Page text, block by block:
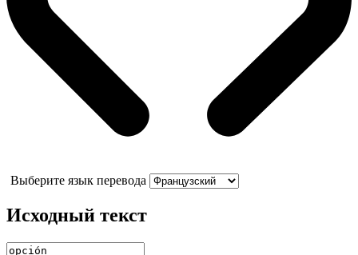
Выберите язык перевода
Исходный текст